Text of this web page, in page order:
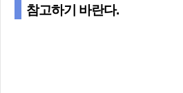
참고하기 바란다.